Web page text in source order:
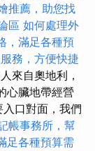
推薦，助您找
區 如何處理外
，滿足各種預
務，方便快捷
來自奧地利，
心臟地帶經營
口對面，我們
帳事務所，幫
足各種預算需